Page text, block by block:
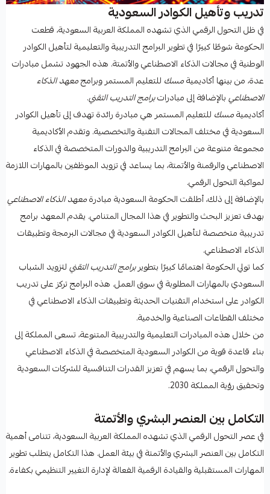
تدريب وتأهيل الكوادر السعودية
في ظل التحول الرقمي الذي تشهده المملكة العربية السعودية، قطعت
الحكومة شوطًا كبيرًا في تطوير البرامج التدريبية والتعليمية لتأهيل الكوادر
الوطنية في مجالات الذكاء الاصطناعي والأتمتة. هذه الجهود تشمل مبادرات
عدة، من بينها أكاديميةمسك للتعليم المستمر وبرامجمعهد الذكاء
الاصطناعيبالإضافة إلى مبادراتبرامج التدريب التقني.
أكاديميةمسك للتعليم المستمر هي مبادرة رائدة تهدف إلى تأهيل الكوادر
السعودية في مختلف المجالات التقنية والتخصصية. وتقدم الأكاديمية
مجموعة متنوعة من البرامج التدريبية والدورات المتخصصة في الذكاء
الاصطناعي والرقمنة والأتمتة، بما يساعد في تزويد الموظفين بالمهارات اللازمة
لمواكبة التحول الرقمي.
بالإضافة إلى ذلك، أطلقت الحكومة السعودية مبادرةمعهد الذكاء الاصطناعي
بهدف تعزيز البحث والتطوير في هذا المجال المتنامي. يقدم المعهد برامج
تدريبية متخصصة لتأهيل الكوادر السعودية في مجالات البرمجة وتطبيقات
الذكاء الاصطناعي.
كما تولي الحكومة اهتمامًا كبيرًا بتطويربرامج التدريب التقنيلتزويد الشباب
السعودي بالمهارات المطلوبة في سوق العمل. هذه البرامج تركز على تدريب
الكوادر على استخدام التقنيات الحديثة وتطبيقات الذكاء الاصطناعي في
مختلف القطاعات الصناعية والخدمية.
من خلال هذه المبادرات التعليمية والتدريبية المتنوعة، تسعى المملكة إلى
بناء قاعدة قوية من الكوادر السعودية المتخصصة في الذكاء الاصطناعي
والتحول الرقمي، بما يسهم في تعزيز القدرات التنافسية للشركات السعودية
وتحقيق رؤية المملكة 2030.
التكامل بين العنصر البشري والأتمتة
في عصر التحول الرقمي الذي تشهده المملكة العربية السعودية، تتنامى أهمية
التكامل بين العنصر البشري والأتمتة في بيئة العمل. هذا التكامل يتطلب تطوير
المهارات المستقبلية والقيادة الرقمية الفعالة لإدارة التغيير التنظيمي بكفاءة.